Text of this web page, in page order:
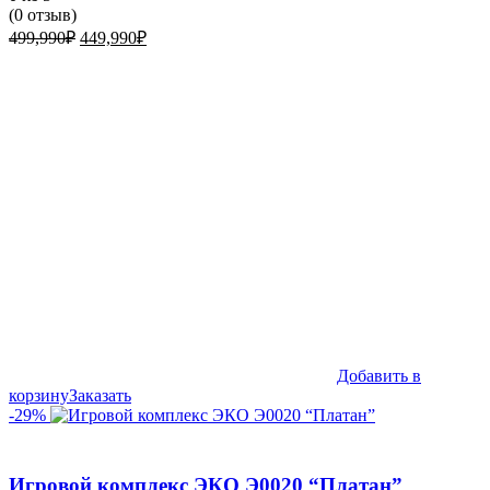
(0 отзыв)
499,990₽ Первоначальная
449,990₽Текущая
Добавить в
корзинуЗаказать
-29%
Игровой комплекс ЭКО Э0020 “Платан”